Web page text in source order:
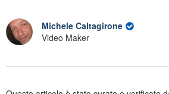
Michele Caltagirone
Video Maker